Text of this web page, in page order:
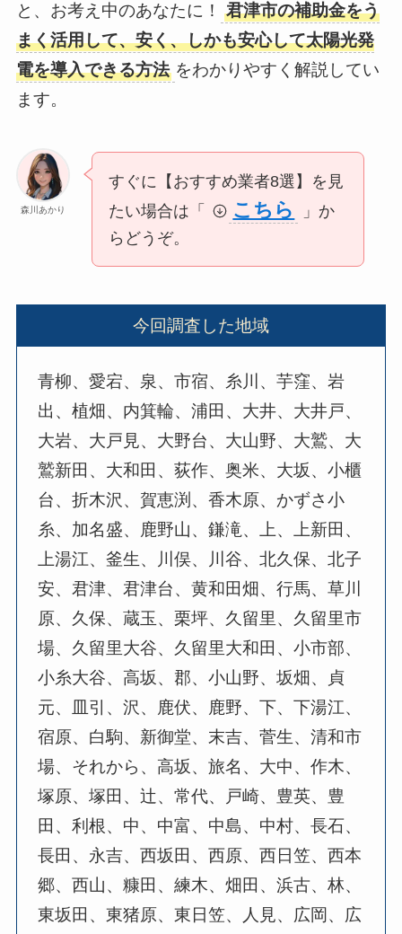
と、お考え中のあなたに！
君津市の補助金をう
まく活用して、安く、しかも安心して太陽光発
電を導入できる方法 をわかりやすく解説してい
ます。
森川あかり
すぐに【おすすめ業者8選】を見
たい場合は「
こちら
」か
らどうぞ。
今回調査した地域
青柳、愛宕、泉、市宿、糸川、芋窪、岩
出、植畑、内箕輪、浦田、大井、大井戸、
大岩、大戸見、大野台、大山野、大鷲、大
鷲新田、大和田、荻作、奥米、大坂、小櫃
台、折木沢、賀恵渕、香木原、かずさ小
糸、加名盛、鹿野山、鎌滝、上、上新田、
上湯江、釜生、川俣、川谷、北久保、北子
安、君津、君津台、黄和田畑、行馬、草川
原、久保、蔵玉、栗坪、久留里、久留里市
場、久留里大谷、久留里大和田、小市部、
小糸大谷、高坂、郡、小山野、坂畑、貞
元、皿引、沢、鹿伏、鹿野、下、下湯江、
宿原、白駒、新御堂、末吉、菅生、清和市
場、それから、高坂、旅名、大中、作木、
塚原、塚田、辻、常代、戸崎、豊英、豊
田、利根、中、中富、中島、中村、長石、
長田、永吉、西坂田、西原、西日笠、西本
郷、西山、糠田、練木、畑田、浜古、林、
東坂田、東猪原、東日笠、人見、広岡、広